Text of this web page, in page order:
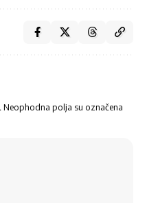
Neophodna polja su označena